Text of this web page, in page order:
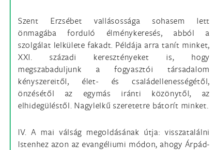
Szent Erzsébet vallásossága sohasem lett
önmagába forduló élménykeresés, abból a
szolgálat lelkülete fakadt. Példája arra tanít minket,
XXI. századi keresztényeket is, hogy
megszabaduljunk a fogyasztói társadalom
kényszereitől, élet- és családellenességétől,
önzésétől az egymás iránti közönytől, az
elhidegüléstől. Nagylelkű szeretetre bátorít minket.
IV. A mai válság megoldásának útja: visszatalálni
Istenhez azon az evangéliumi módon, ahogy Árpád-